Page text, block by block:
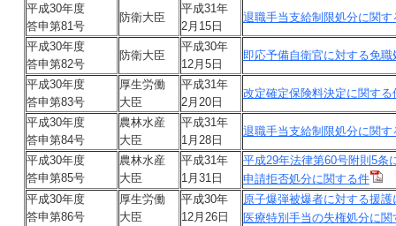
平成30年度
答申第81号
防衛大臣
平成31年
2月15日
退職手当支給制限処分に関す
平成30年度
答申第82号
防衛大臣
平成30年
12月5日
即応予備自衛官に対する免
平成30年度
答申第83号
厚生労働
大臣
平成31年
2月20日
改定確定保険料決定に関する
平成30年度
答申第84号
農林水産
大臣
平成31年
1月28日
退職手当支給制限処分に関す
平成30年度
答申第85号
農林水産
大臣
平成31年
1月31日
平成29年法律第60号附則5条
申請拒否処分に関する件
平成30年度
答申第86号
厚生労働
大臣
平成30年
12月26日
原子爆弾被爆者に対する援
医療特別手当の失権処分に関